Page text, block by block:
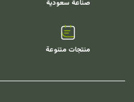
صناعة سعودية
منتجات متنوعة